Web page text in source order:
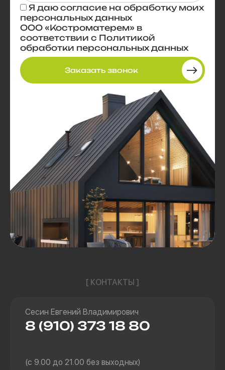
Я даю согласие на обработку моих
персональных данных
ООО «Костроматерем» в
соответствии с Политикой
обработки персональных данных
Заказать звонок
[ КОНТАКТЫ ]
Сесин Евгений Владимирович
8 (910) 373 18 80
(с 9.00 до 21.00 без выходных)